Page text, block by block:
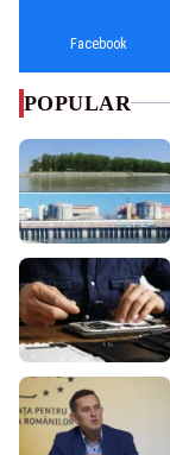
Facebook
POPULAR